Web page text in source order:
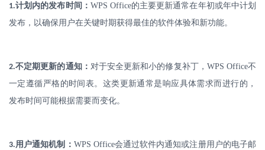
1.计划内的发布时间： WPS Office的主要更新通常在年初或年中计划
发布，以确保用户在关键时期获得最佳的软件体验和新功能。
2.不定期更新的通知： 对于安全更新和小的修复补丁， WPS Office不
一定遵循严格的时间表。这类更新通常是响应具体需求而进行的，
发布时间可能根据需要而变化。
3.用户通知机制： WPS Office会通过软件内通知或注册用户的电子邮